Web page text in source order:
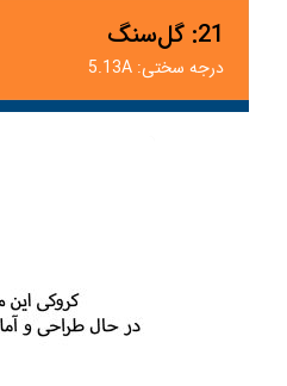
21: گل‌سنگ
درجه سختی: 5.13A